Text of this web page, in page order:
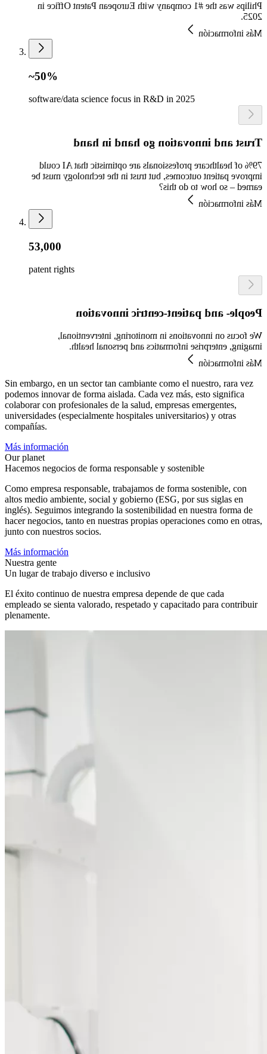
Philips was the #1 company with European Patent Office in
2025.
Más información
~50%
software/data science focus in R&D in 2025
Trust and innovation go hand in hand
79% of healthcare professionals are optimistic that AI could
improve patient outcomes, but trust in the technology must be
earned – so how to do this?
Más información
53,000
patent rights
People- and patient-centric innovation
We focus on innovations in monitoring, interventional,
imaging, enterprise informatics and personal health.
Más información
Sin embargo, en un sector tan cambiante como el nuestro, rara vez
podemos innovar de forma aislada. Cada vez más, esto significa
colaborar con profesionales de la salud, empresas emergentes,
universidades (especialmente hospitales universitarios) y otras
compañías.
Más información
Our planet
Hacemos negocios de forma responsable y sostenible
Como empresa responsable, trabajamos de forma sostenible, con
altos medio ambiente, social y gobierno (ESG, por sus siglas en
inglés). Seguimos integrando la sostenibilidad en nuestra forma de
hacer negocios, tanto en nuestras propias operaciones como en otras,
junto con nuestros socios.
Más información
Nuestra gente
Un lugar de trabajo diverso e inclusivo
El éxito continuo de nuestra empresa depende de que cada
empleado se sienta valorado, respetado y capacitado para contribuir
plenamente.